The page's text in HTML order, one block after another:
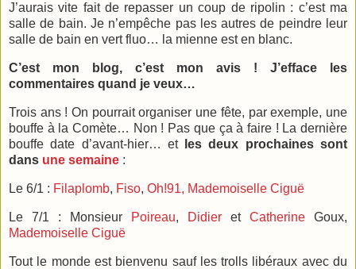
J’aurais vite fait de repasser un coup de ripolin : c’est ma
salle de bain. Je n’empêche pas les autres de peindre leur
salle de bain en vert fluo… la mienne est en blanc.
C’est mon blog, c’est mon avis ! J’efface les
commentaires quand je veux…
Trois ans ! On pourrait organiser une fête, par exemple, une
bouffe à la Comète… Non ! Pas que ça à faire ! La dernière
bouffe date d’avant-hier… et
les deux prochaines sont
dans une semaine :
Le 6/1 : Filaplomb, Fiso, Oh!91, Mademoiselle Ciguë
Le 7/1 : Monsieur Poireau, Didier et Catherine Goux,
Mademoiselle Ciguë
Tout le monde est bienvenu sauf les trolls libéraux avec du